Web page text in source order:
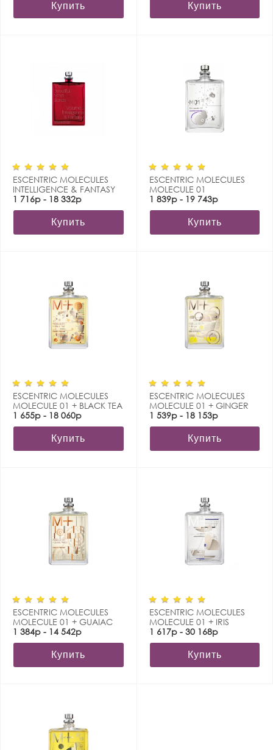
Купить Купить
ESCENTRIC MOLECULES
INTELLIGENCE & FANTASY
THE BEAUTIFUL MIND SERIES
1 716р - 18 332р
Купить
ESCENTRIC MOLECULES
MOLECULE 01
1 839р - 19 743р
Купить
ESCENTRIC MOLECULES
MOLECULE 01 + BLACK TEA
1 655р - 18 060р
Купить
ESCENTRIC MOLECULES
MOLECULE 01 + GINGER
1 539р - 18 153р
Купить
ESCENTRIC MOLECULES
MOLECULE 01 + GUAIAC
WOOD
1 384р - 14 542р
Купить
ESCENTRIC MOLECULES
MOLECULE 01 + IRIS
1 617р - 30 168р
Купить